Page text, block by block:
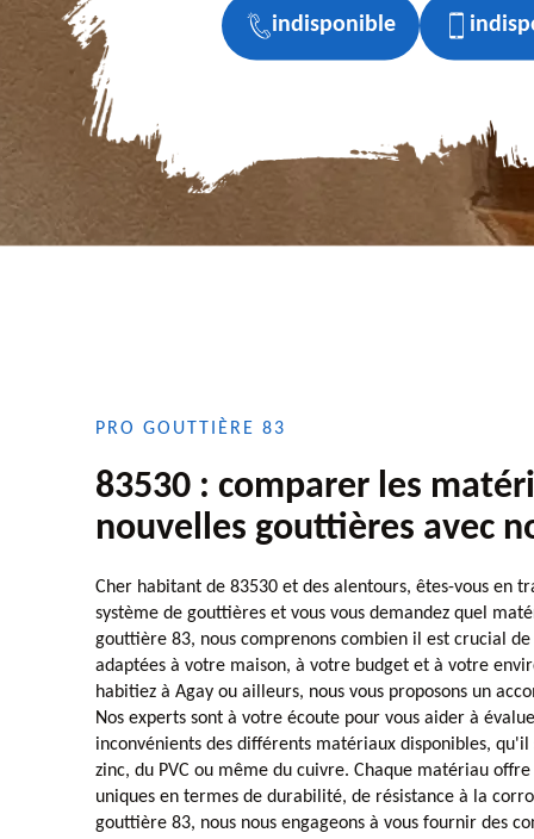
indisponible
PRO GOUTTIÈRE 83
83530 : comparer les
nouvelles gouttières avec
Cher habitant de 83530 et des alentours, êtes-vous en
système de gouttières et vous vous demandez quel
gouttière 83, nous comprenons combien il est crucial
adaptées à votre maison, à votre budget et à votre
habitiez à Agay ou ailleurs, nous vous proposons un
Nos experts sont à votre écoute pour vous aider à
inconvénients des différents matériaux disponibles,
zinc, du PVC ou même du cuivre. Chaque matériau
uniques en termes de durabilité, de résistance à la
gouttière 83, nous nous engageons à vous fournir des